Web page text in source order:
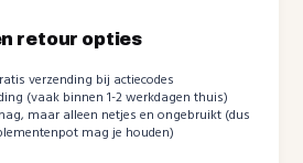
retour opties
verzending bij actiecodes
(vaak binnen 1-2 werkdagen thuis)
maar alleen netjes en ongebruikt (dus
mag je houden)